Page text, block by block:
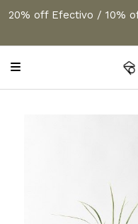
20% off Efectivo / 10%